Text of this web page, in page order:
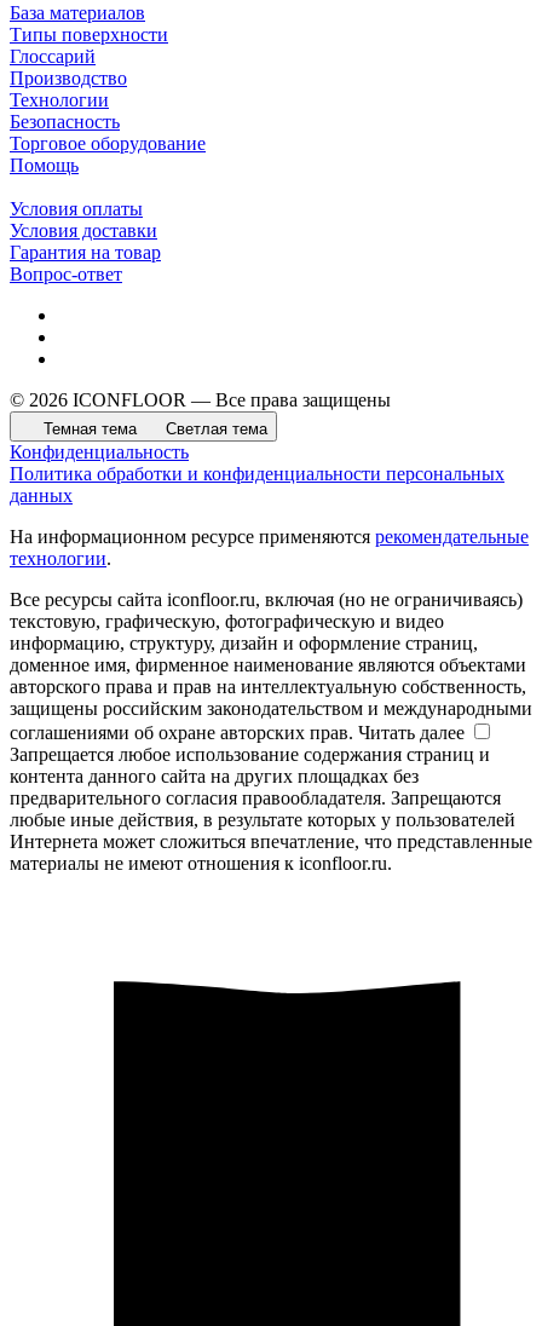
База материалов
Типы поверхности
Глоссарий
Производство
Технологии
Безопасность
Торговое оборудование
Помощь
Условия оплаты
Условия доставки
Гарантия на товар
Вопрос-ответ
© 2026 ICONFLOOR — Все права защищены
Темная тема Светлая тема
Конфиденциальность
Политика обработки и конфиденциальности персональных
данных
На информационном ресурсе применяются рекомендательные
технологии.
Все ресурсы сайта iconfloor.ru, включая (но не ограничиваясь)
текстовую, графическую, фотографическую и видео
информацию, структуру, дизайн и оформление страниц,
доменное имя, фирменное наименование являются объектами
авторского права и прав на интеллектуальную собственность,
защищены российским законодательством и международными
соглашениями об охране авторских прав. Читать далее
Запрещается любое использование содержания страниц и
контента данного сайта на других площадках без
предварительного согласия правообладателя. Запрещаются
любые иные действия, в результате которых у пользователей
Интернета может сложиться впечатление, что представленные
материалы не имеют отношения к iconfloor.ru.